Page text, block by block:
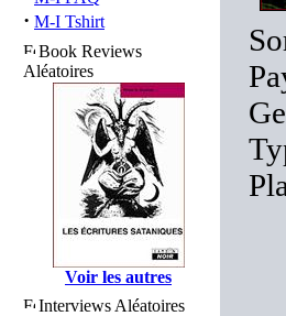
· M-I Tshirt
Book Reviews
Aléatoires
Voir les autres
Interviews Aléatoires